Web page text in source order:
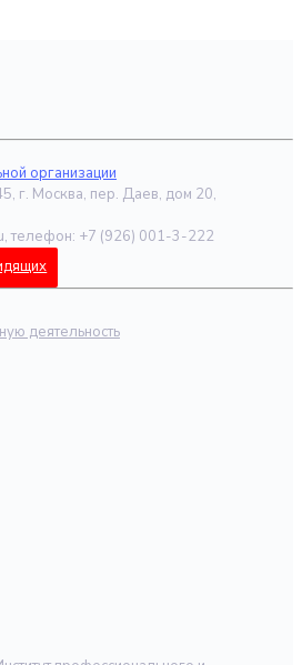
организации
г. Москва, пер. Даев, дом 20,
телефон: +7 (926) 001-3-222
деятельность